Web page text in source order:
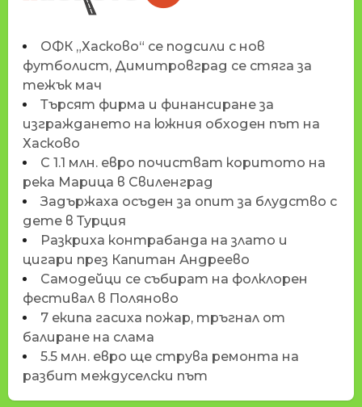
ОФК „Хасково“ се подсили с нов
футболист, Димитровград се стяга за
тежък мач
Търсят фирма и финансиране за
изграждането на южния обходен път на
Хасково
С 1.1 млн. евро почистват коритото на
река Марица в Свиленград
Задържаха осъден за опит за блудство с
дете в Турция
Разкриха контрабанда на злато и
цигари през Капитан Андреево
Самодейци се събират на фолклорен
фестивал в Поляново
7 екипа гасиха пожар, тръгнал от
балиране на слама
5.5 млн. евро ще струва ремонта на
разбит междуселски път